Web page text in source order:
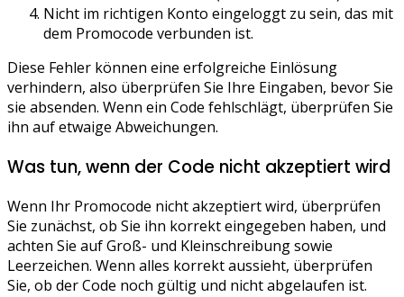
Nicht im richtigen Konto eingeloggt zu sein, das mit
dem Promocode verbunden ist.
Diese Fehler können eine erfolgreiche Einlösung
verhindern, also überprüfen Sie Ihre Eingaben, bevor Sie
sie absenden. Wenn ein Code fehlschlägt, überprüfen Sie
ihn auf etwaige Abweichungen.
Was tun, wenn der Code nicht akzeptiert wird
Wenn Ihr Promocode nicht akzeptiert wird, überprüfen
Sie zunächst, ob Sie ihn korrekt eingegeben haben, und
achten Sie auf Groß- und Kleinschreibung sowie
Leerzeichen. Wenn alles korrekt aussieht, überprüfen
Sie, ob der Code noch gültig und nicht abgelaufen ist.